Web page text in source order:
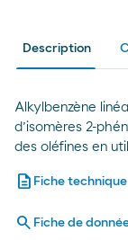
Description
Alkylbenzène
d’isomères 2-
des oléfines en
description Fiche technique
search Fiche de